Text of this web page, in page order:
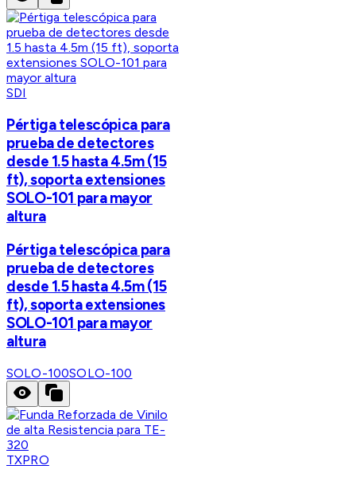
SDI
Pértiga telescópica para
prueba de detectores
desde 1.5 hasta 4.5m (15
ft), soporta extensiones
SOLO-101 para mayor
altura
Pértiga telescópica para
prueba de detectores
desde 1.5 hasta 4.5m (15
ft), soporta extensiones
SOLO-101 para mayor
altura
SOLO-100SOLO-100
TXPRO